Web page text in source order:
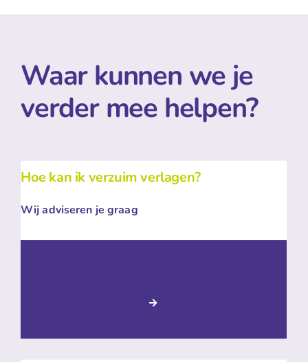
Waar kunnen we je
verder mee helpen?
Hoe kan ik verzuim verlagen?
Wij adviseren je graag